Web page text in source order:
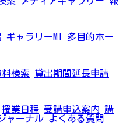
ギャラリーMI
多目的ホー
検索
貸出期間延長申請
授業日程 受講申込案内 講
ャーナル よくある質問